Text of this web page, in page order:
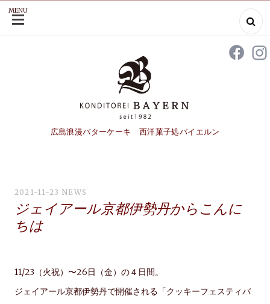
SKIP
CONTENT
広島浪漫バターケーキ 西洋菓子処バイエルン
MENU
2021-11-23 NEWS
ジェイアール京都伊勢丹からこんに
ちは
11/23（火祝）〜26日（金）の４日間。
ジェイアール京都伊勢丹で開催される「クッキーフェスティバ